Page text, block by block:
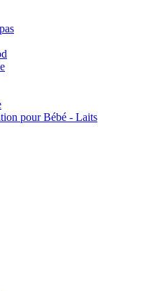
pour Bébé - Laits